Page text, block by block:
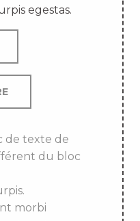
egestas.
de texte de
du bloc
morbi